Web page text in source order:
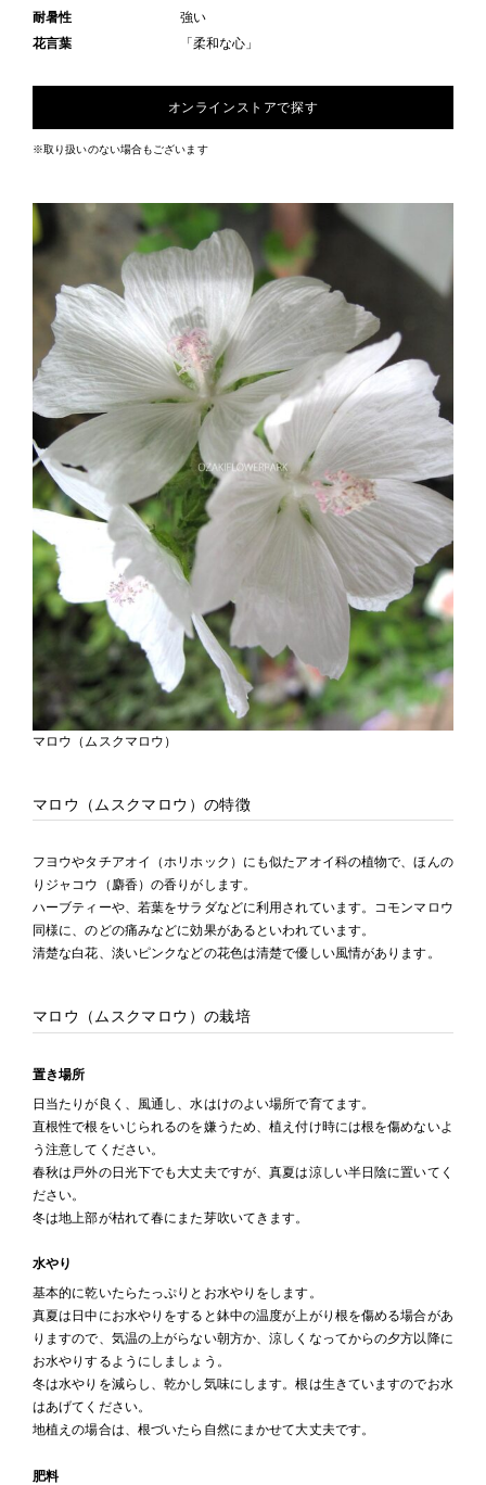
耐暑性
強い
花言葉
「柔和な心」
オンラインストアで探す
※取り扱いのない場合もございます
マロウ（ムスクマロウ）
マロウ（ムスクマロウ）の特徴
フヨウやタチアオイ（ホリホック）にも似たアオイ科の植物で、ほんの
りジャコウ（麝香）の香りがします。
ハーブティーや、若葉をサラダなどに利用されています。コモンマロウ
同様に、のどの痛みなどに効果があるといわれています。
清楚な白花、淡いピンクなどの花色は清楚で優しい風情があります。
マロウ（ムスクマロウ）の栽培
置き場所
日当たりが良く、風通し、水はけのよい場所で育てます。
直根性で根をいじられるのを嫌うため、植え付け時には根を傷めないよ
う注意してください。
春秋は戸外の日光下でも大丈夫ですが、真夏は涼しい半日陰に置いてく
ださい。
冬は地上部が枯れて春にまた芽吹いてきます。
水やり
基本的に乾いたらたっぷりとお水やりをします。
真夏は日中にお水やりをすると鉢中の温度が上がり根を傷める場合があ
りますので、気温の上がらない朝方か、涼しくなってからの夕方以降に
お水やりするようにしましょう。
冬は水やりを減らし、乾かし気味にします。根は生きていますのでお水
はあげてください。
地植えの場合は、根づいたら自然にまかせて大丈夫です。
肥料